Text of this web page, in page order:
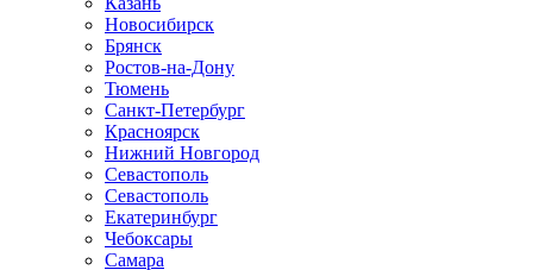
Новосибирск
Брянск
Ростов-на-Дону
Тюмень
Санкт-Петербург
Красноярск
Нижний Новгород
Севастополь
Севастополь
Екатеринбург
Чебоксары
Самара